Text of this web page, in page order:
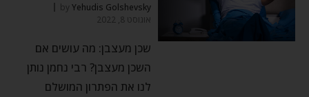
byYehudis Golshevsky
אוגוסט 8, 2022
שכן מעצבן: מה עושים אם
השכן מעצבן? רבי נחמן נותן
לנו את הפתרון המושלם